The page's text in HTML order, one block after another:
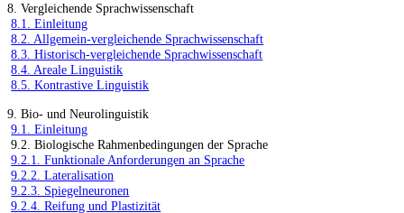
8. Vergleichende Sprachwissenschaft
8.1. Einleitung
8.2. Allgemein-vergleichende Sprachwissenschaft
8.3. Historisch-vergleichende Sprachwissenschaft
8.4. Areale Linguistik
8.5. Kontrastive Linguistik
9. Bio- und Neurolinguistik
9.1. Einleitung
9.2. Biologische Rahmenbedingungen der Sprache
9.2.1. Funktionale Anforderungen an Sprache
9.2.2. Lateralisation
9.2.3. Spiegelneuronen
9.2.4. Reifung und Plastizität